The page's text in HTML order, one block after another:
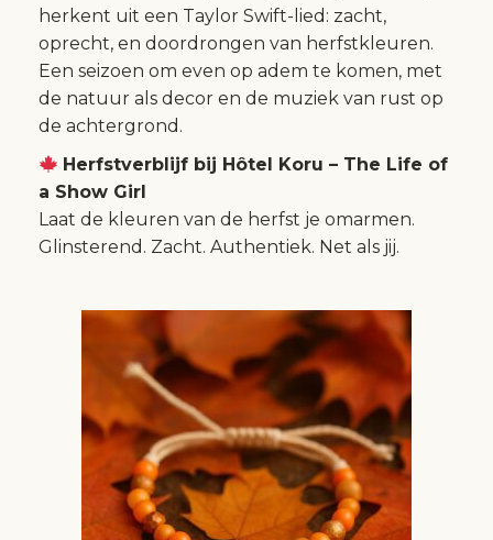
herkent uit een Taylor Swift-lied: zacht,
oprecht, en doordrongen van herfstkleuren.
Een seizoen om even op adem te komen, met
de natuur als decor en de muziek van rust op
de achtergrond.
Herfstverblijf bij Hôtel Koru – The Life of
a Show Girl
Laat de kleuren van de herfst je omarmen.
Glinsterend. Zacht. Authentiek. Net als jij.